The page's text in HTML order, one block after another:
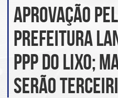
aprovação
prefeitura
PPP do lixo;
serão